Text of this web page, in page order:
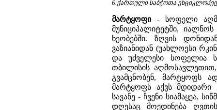
6.ქართული საბჭოთა
მარტყოფი- სოფელი
მუნიციპალიტეტში,
ხეობებში. ზღვის
ვაზიანიდან (უახლოესი
და უძველესი სოფელია
თბილისის
გვამცნობენ, მარტყოფს
მარტყოფს აქვს მდიდარი
სავანე - ჩვენი სიამაყეა,
დღესაც მოედინება